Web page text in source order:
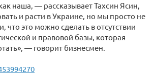
наша, — рассказывает Тахсин Ясин,
и расти в Украине, но мы просто не
что это можно сделать в отсутствии
и правовой базы, которая
— говорит бизнесмен.